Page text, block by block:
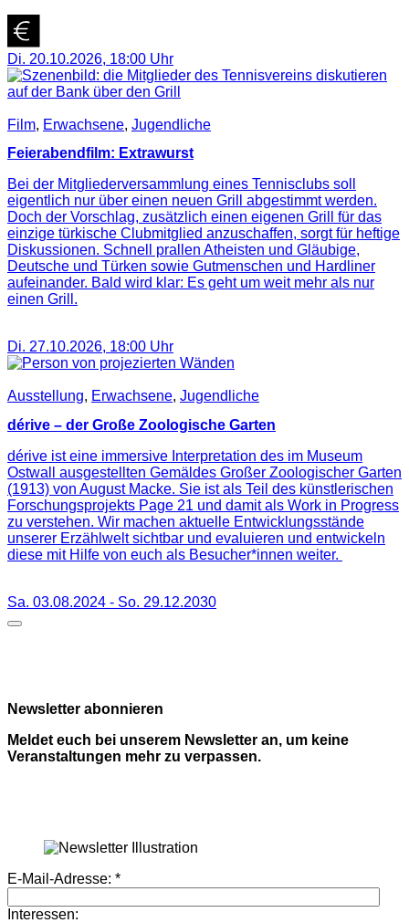
Di. 20.10.2026, 18:00 Uhr
Film, Erwachsene, Jugendliche
Feierabendfilm: Extrawurst
Bei der Mitgliederversammlung eines Tennisclubs soll
eigentlich nur über einen neuen Grill abgestimmt werden.
Doch der Vorschlag, zusätzlich einen eigenen Grill für das
einzige türkische Clubmitglied anzuschaffen, sorgt für heftige
Diskussionen. Schnell prallen Atheisten und Gläubige,
Deutsche und Türken sowie Gutmenschen und Hardliner
aufeinander. Bald wird klar: Es geht um weit mehr als nur
einen Grill.
Di. 27.10.2026, 18:00 Uhr
Ausstellung, Erwachsene, Jugendliche
dérive – der Große Zoologische Garten
dérive ist eine immersive Interpretation des im Museum
Ostwall ausgestellten Gemäldes Großer Zoologischer Garten
(1913) von August Macke. Sie ist als Teil des künstlerischen
Forschungsprojekts Page 21 und damit als Work in Progress
zu verstehen. Wir machen aktuelle Entwicklungsstände
unserer Erzählwelt sichtbar und evaluieren und entwickeln
diese mit Hilfe von euch als Besucher*innen weiter.
Sa. 03.08.2024 - So. 29.12.2030
Newsletter abonnieren
Meldet euch bei unserem Newsletter an, um keine
Veranstaltungen mehr zu verpassen.
E-Mail-Adresse: *
Interessen: